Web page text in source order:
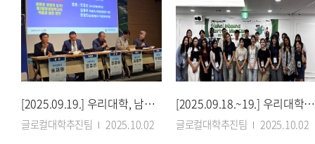
[2025.09.19.] 우리대학, 남원 제2중앙경찰학교 유치 힘 보탠다
글로컬대학추진팀 2025.10.02
[2025.09.18.~19.] 우리대학, 지역 유학생 대상 글로벌 창업 지원 나선다
글로컬대학추진팀 2025.10.02